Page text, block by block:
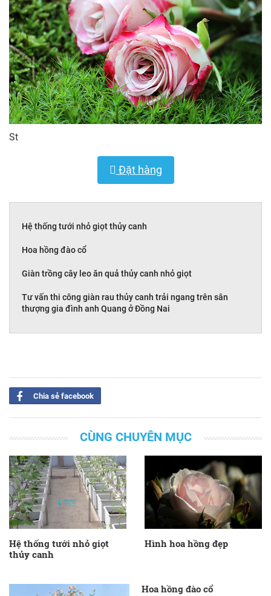
St
Đặt hàng
Hệ thống tưới nhỏ giọt thủy canh
Hoa hồng đào cổ
Giàn trồng cây leo ăn quả thủy canh nhỏ giọt
Tư vấn thi công giàn rau thủy canh trải ngang trên sân
thượng gia đình anh Quang ở Đồng Nai
Chia sẻ facebook
CÙNG CHUYÊN MỤC
Hệ thống tưới nhỏ giọt
thủy canh
Hình hoa hồng đẹp
Hoa hồng đào cổ